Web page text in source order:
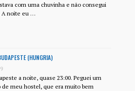
com uma chuvinha e não consegui
A noite eu …
(HUNGRIA)
a noite, quase 23:00. Peguei um
de meu hostel, que era muito bem